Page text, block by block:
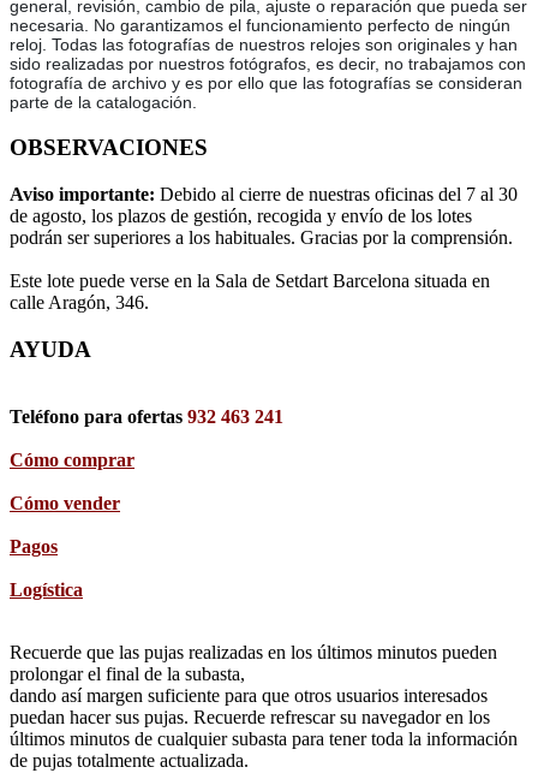
general, revisión, cambio de pila, ajuste o reparación que pueda ser
necesaria. No garantizamos el funcionamiento perfecto de ningún
reloj. Todas las fotografías de nuestros relojes son originales y han
sido realizadas por nuestros fotógrafos, es decir, no trabajamos con
fotografía de archivo y es por ello que las fotografías se consideran
parte de la catalogación.
OBSERVACIONES
Aviso importante: Debido al cierre de nuestras oficinas del 7 al 30
de agosto, los plazos de gestión, recogida y envío de los lotes
podrán ser superiores a los habituales. Gracias por la comprensión.
Este lote puede verse en la Sala de Setdart Barcelona situada en
calle Aragón, 346.
AYUDA
Teléfono para ofertas 932 463 241
Cómo comprar
Cómo vender
Pagos
Logística
Recuerde que las pujas realizadas en los últimos minutos pueden
prolongar el final de la subasta,
dando así margen suficiente para que otros usuarios interesados
puedan hacer sus pujas. Recuerde refrescar su navegador en los
últimos minutos de cualquier subasta para tener toda la información
de pujas totalmente actualizada.